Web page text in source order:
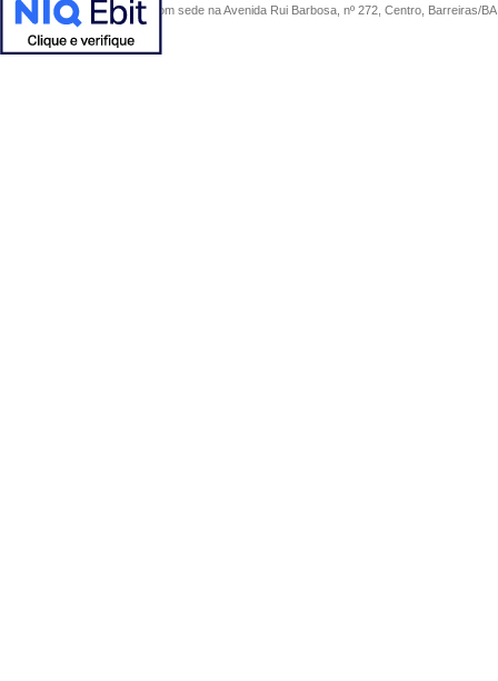
COMERCIAL SÃO PAULO, com sede na Avenida Rui Barbosa, nº 272, Centro, Barreiras/